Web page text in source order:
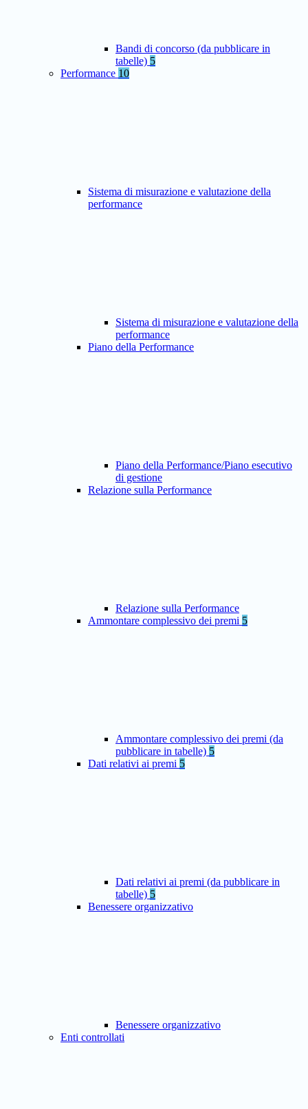
Bandi di concorso (da pubblicare in
tabelle) 5
Performance 10
Sistema di misurazione e valutazione della
performance
Sistema di misurazione e valutazione della
performance
Piano della Performance
Piano della Performance/Piano esecutivo
di gestione
Relazione sulla Performance
Relazione sulla Performance
Ammontare complessivo dei premi 5
Ammontare complessivo dei premi (da
pubblicare in tabelle) 5
Dati relativi ai premi 5
Dati relativi ai premi (da pubblicare in
tabelle) 5
Benessere organizzativo
Benessere organizzativo
Enti controllati